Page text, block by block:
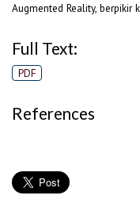
Augmented Reality, berpikir
Full Text:
PDF
References